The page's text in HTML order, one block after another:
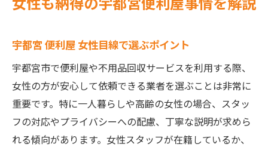
宇都宮 便利屋 女性目線で選ぶポイント
宇都宮市で便利屋や不用品回収サービスを利用する際、
女性の方が安心して依頼できる業者を選ぶことは非常に
重要です。特に一人暮らしや高齢の女性の場合、スタッ
フの対応やプライバシーへの配慮、丁寧な説明が求めら
れる傾向があります。女性スタッフが在籍しているか、